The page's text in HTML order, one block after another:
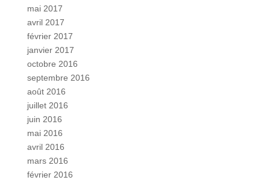
mai 2017
avril 2017
février 2017
janvier 2017
octobre 2016
septembre 2016
août 2016
juillet 2016
juin 2016
mai 2016
avril 2016
mars 2016
février 2016